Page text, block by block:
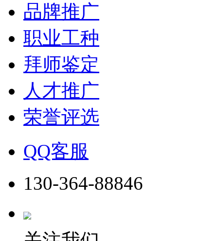
品牌推广
职业工种
拜师鉴定
人才推广
荣誉评选
QQ客服
130-364-88846